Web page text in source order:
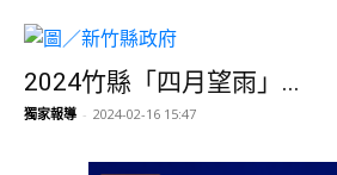
2024竹縣「四月望雨」...
獨家報導 - 2024-02-16 15:47